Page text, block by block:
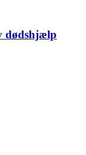
dødshjælp